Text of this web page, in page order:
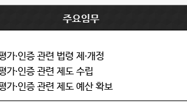
주요임무
가·인증 관련 법령 제·개정
가·인증 관련 제도 수립
가·인증 관련 제도 예산 확보